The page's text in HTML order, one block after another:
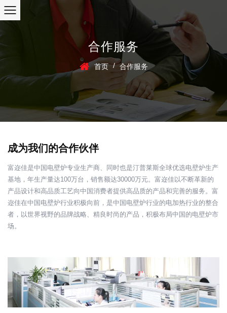
合作服务
首页 / 合作服务
成为我们的合作伙伴
富迩佳是中国电壁炉专业生产商、同时也是汀普莱斯全球优选电壁炉生产
基地，年生产量达100万台，销售额达30000万元。富迩佳以不断革新的
产品设计和高品质工艺向中国消费者提供高品质的产品和完善的服务。富
迩佳在中国电壁炉行业积极向前，是中国电壁炉行业的电加热行业的整合
者，以世界视野的品牌战略、精良时尚的产品，积极布局中国的电壁炉市
场。